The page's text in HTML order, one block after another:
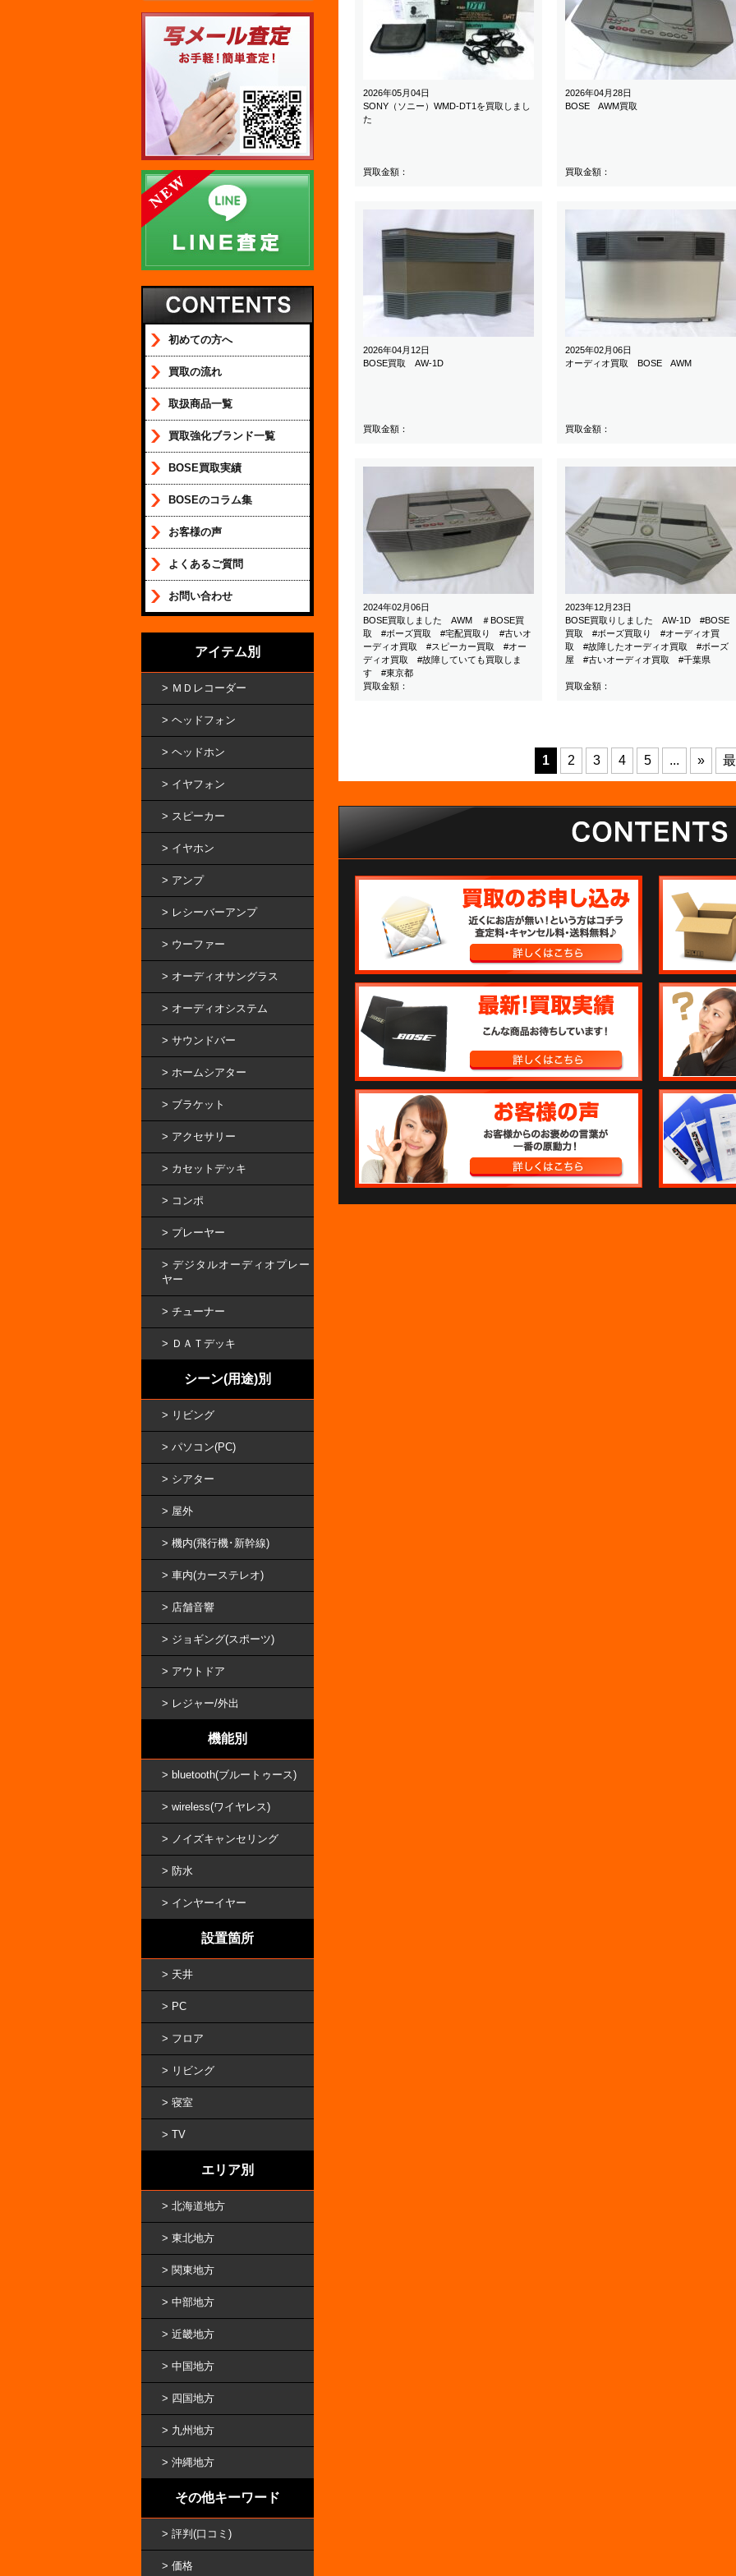
2026年05月04日
SONY（ソニー）WMD-DT1を買取しまし
た
買取金額：
2026年04月28日
BOSE AWM買取
買取金額：
2026年04月12日
BOSE買取 AW-1D
買取金額：
2025年02月06日
オーディオ買取 BOSE AWM
買取金額：
2024年02月06日
BOSE買取しました AWM ＃BOSE買
取 #ボーズ買取 #宅配買取り #古いオ
ーディオ買取 #スピーカー買取 #オー
ディオ買取 #故障していても買取しま
す #東京都
買取金額：
2023年12月23日
BOSE買取りしました AW-1D #BOSE
買取 #ボーズ買取り #オーディオ買
取 #故障したオーディオ買取 #ボーズ
屋 #古いオーディオ買取 #千葉県
買取金額：
1 2 3 4 5 ... »
初めての方へ
買取の流れ
取扱商品一覧
買取強化ブランド一覧
BOSE買取実績
BOSEのコラム集
お客様の声
よくあるご質問
お問い合わせ
アイテム別
ＭＤレコーダー
ヘッドフォン
ヘッドホン
イヤフォン
スピーカー
イヤホン
アンプ
レシーバーアンプ
ウーファー
オーディオサングラス
オーディオシステム
サウンドバー
ホームシアター
ブラケット
アクセサリー
カセットデッキ
コンポ
プレーヤー
デジタルオーディオプレー
ヤー
チューナー
ＤＡＴデッキ
シーン(用途)別
リビング
パソコン(PC)
シアター
屋外
機内(飛行機･新幹線)
車内(カーステレオ)
店舗音響
ジョギング(スポーツ)
アウトドア
レジャー/外出
機能別
bluetooth(ブルートゥース)
wireless(ワイヤレス)
ノイズキャンセリング
防水
インヤーイヤー
設置箇所
天井
PC
フロア
リビング
寝室
TV
エリア別
北海道地方
東北地方
関東地方
中部地方
近畿地方
中国地方
四国地方
九州地方
沖縄地方
その他キーワード
評判(口コミ)
価格